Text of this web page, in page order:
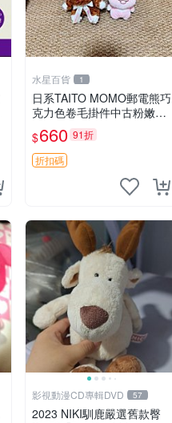
水星百貨 1
日系TAITO MOMO郵電熊巧
克力色卷毛掛件中古粉嫩玩
偶微瑕推薦 postpet momo
郵電熊 中古玩偶
$660 91折
折扣碼
影視動漫CD專輯DVD 57
2023 NIKI馴鹿嚴選舊款臀